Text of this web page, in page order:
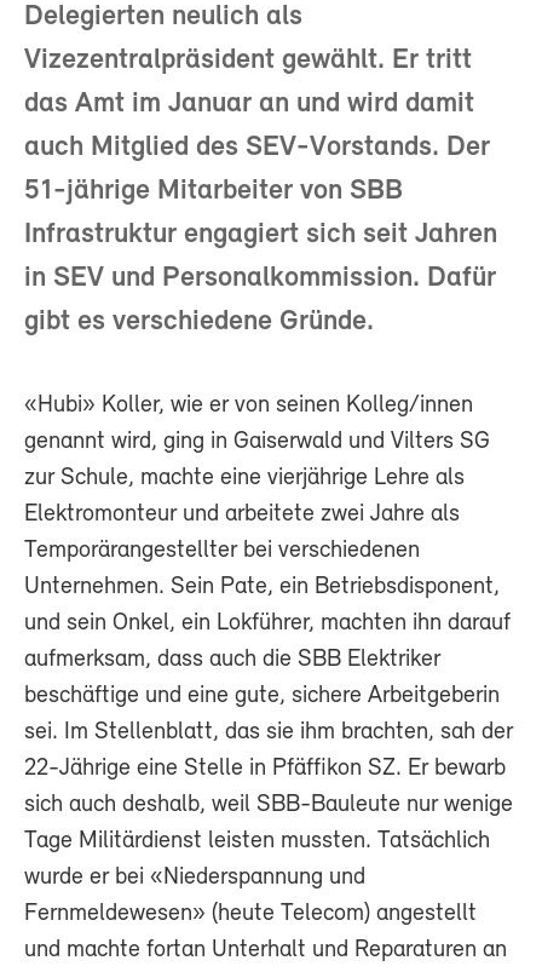
Delegierten neulich als
Vizezentralpräsident gewählt. Er tritt
das Amt im Januar an und wird damit
auch Mitglied des SEV-Vorstands. Der
51-jährige Mitarbeiter von SBB
Infrastruktur engagiert sich seit Jahren
in SEV und Personalkommission. Dafür
gibt es verschiedene Gründe.
«Hubi» Koller, wie er von seinen Kolleg/innen
genannt wird, ging in Gaiserwald und Vilters SG
zur Schule, machte eine vierjährige Lehre als
Elektromonteur und arbeitete zwei Jahre als
Temporärangestellter bei verschiedenen
Unternehmen. Sein Pate, ein Betriebsdisponent,
und sein Onkel, ein Lokführer, machten ihn darauf
aufmerksam, dass auch die SBB Elektriker
beschäftige und eine gute, sichere Arbeitgeberin
sei. Im Stellenblatt, das sie ihm brachten, sah der
22-Jährige eine Stelle in Pfäffikon SZ. Er bewarb
sich auch deshalb, weil SBB-Bauleute nur wenige
Tage Militärdienst leisten mussten. Tatsächlich
wurde er bei «Niederspannung und
Fernmeldewesen» (heute Telecom) angestellt
und machte fortan Unterhalt und Reparaturen an